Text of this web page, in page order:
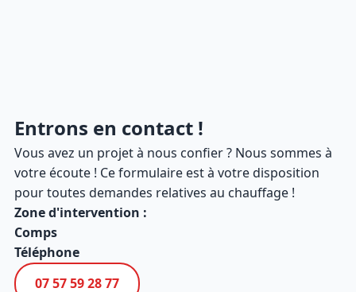
Entrons en contact !
Vous avez un projet à nous confier ? Nous sommes à
votre écoute ! Ce formulaire est à votre disposition
pour toutes demandes relatives au chauffage !
Zone d'intervention :
Comps
Téléphone
07 57 59 28 77